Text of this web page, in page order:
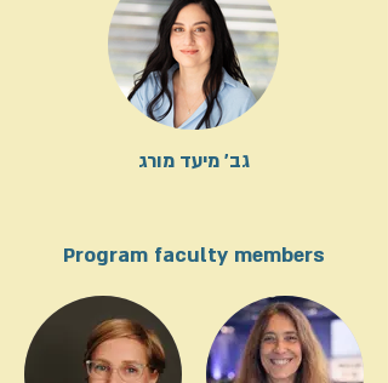
גב' מיעד מורג
Program faculty members